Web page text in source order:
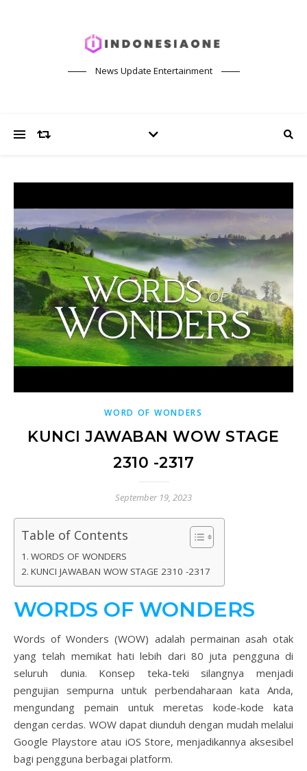
News Update Entertainment
WORD OF WONDERS
KUNCI JAWABAN WOW STAGE
2310 -2317
September 19, 2023
Table of Contents
WORDS OF WONDERS
KUNCI JAWABAN WOW STAGE 2310 -2317
WORDS OF WONDERS
Words of Wonders (WOW) adalah permainan asah otak
yang telah memikat hati lebih dari 80 juta pengguna di
seluruh dunia. Konsep teka-teki silangnya menjadi
pengujian sempurna untuk perbendaharaan kata Anda,
mengundang pemain untuk meretas kode-kode kata
dengan cerdas. WOW dapat diunduh dengan mudah melalui
Google Playstore atau iOS Store, menjadikannya aksesibel
bagi pengguna berbagai platform.